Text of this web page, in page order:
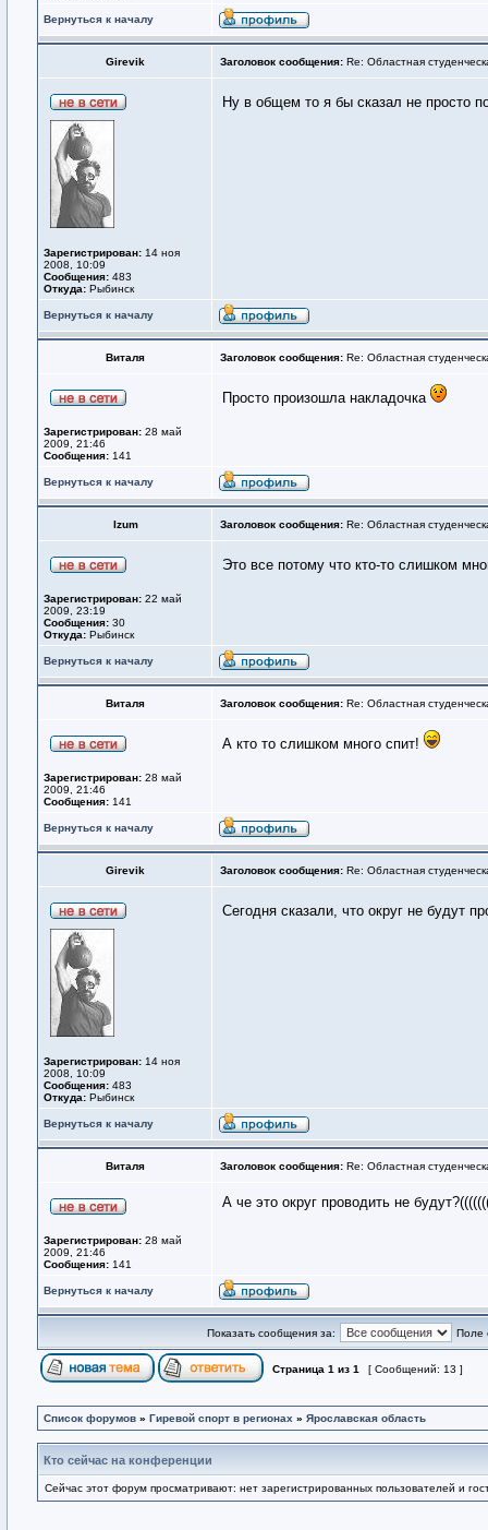
Вернуться к началу
Girevik Заголовок сообщения: Re: Областная
Зарегистрирован: 14 ноя
2008, 10:09
Сообщения: 483
Откуда: Рыбинск
Ну в общем то я бы сказал не просто
Вернуться к началу
Виталя Заголовок сообщения: Re: Областная
Зарегистрирован: 28 май
2009, 21:46
Сообщения: 141
Просто произошла накладочка
Вернуться к началу
Izum Заголовок сообщения: Re: Областная
Зарегистрирован: 22 май
2009, 23:19
Сообщения: 30
Откуда: Рыбинск
Это все потому что кто-то слишком
Вернуться к началу
Виталя Заголовок сообщения: Re: Областная
Зарегистрирован: 28 май
2009, 21:46
Сообщения: 141
А кто то слишком много спит!
Вернуться к началу
Girevik Заголовок сообщения: Re: Областная
Зарегистрирован: 14 ноя
2008, 10:09
Сообщения: 483
Откуда: Рыбинск
Сегодня сказали, что округ не будут
Вернуться к началу
Виталя Заголовок сообщения: Re: Областная
Зарегистрирован: 28 май
2009, 21:46
Сообщения: 141
А че это округ проводить не
Вернуться к началу
Показать сообщения за: Поле
Страница 1 из 1 [ Сообщений: 13 ]
Список форумов » Гиревой спорт в регионах » Ярославская область
Кто сейчас на конференции
Сейчас этот форум просматривают: нет зарегистрированных пользователей и